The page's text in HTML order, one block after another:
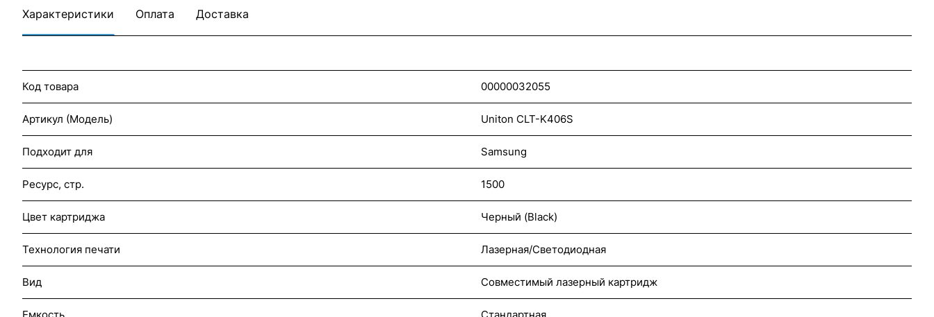
Характеристики Оплата Доставка
Код товара 00000032055
Артикул (Модель) Uniton CLT-K406S
Подходит для Samsung
Ресурс, стр. 1500
Цвет картриджа Черный (Black)
Технология печати Лазерная/Светодиодная
Вид Совместимый лазерный картридж